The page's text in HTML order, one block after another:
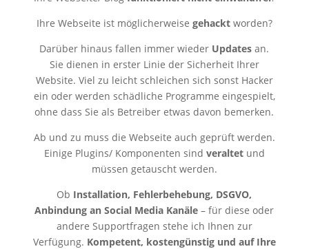
Ihre Webseite ist möglicherweise gehacktworden?
Darüber hinaus fallen immer wieder Updates an.
Sie dienen in erster Linie der Sicherheit Ihrer
Website. Viel zu leicht schleichen sich sonst Hacker
ein oder werden schädliche Programme eingespielt,
ohne dass Sie als Betreiber etwas davon bemerken.
Ab und zu muss die Webseite auch geprüft werden.
Einige Plugins/ Komponenten sind veraltetund
müssen getauscht werden.
Ob Installation, Fehlerbehebung, DSGVO,
Anbindung an Social Media Kanäle – für diese oder
andere Supportfragen stehe ich Ihnen zur
Verfügung. Kompetent, kostengünstig und auf Ihre